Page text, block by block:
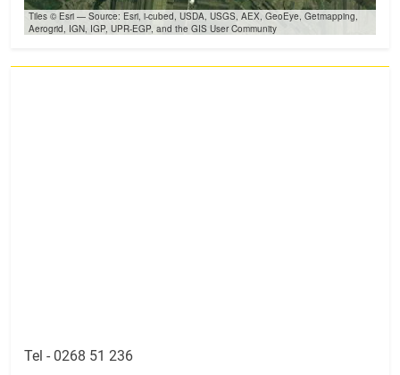
Tiles © Esri — Source: Esri, i-cubed, USDA, USGS, AEX, GeoEye, Getmapping,
Aerogrid, IGN, IGP, UPR-EGP, and the GIS User Community
Tel - 0268 51 236